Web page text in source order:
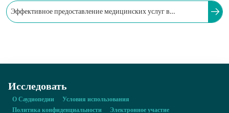
Эффективное предоставление медицинских услуг в
Исследовать
О Саудиопедии
Условия использования
Политика конфиденциальности
Электронное участие